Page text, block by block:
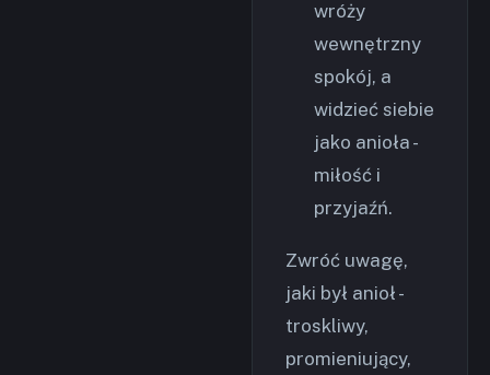
wróży
wewnętrzny
spokój, a
widzieć siebie
jako anioła -
miłość i
przyjaźń.
Zwróć uwagę,
jaki był anioł -
troskliwy,
promieniujący,